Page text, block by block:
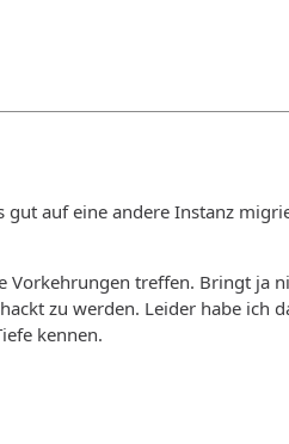
auf eine andere Instanz
Vorkehrungen treffen. Bringt ja
zu werden. Leider habe ich
kennen.